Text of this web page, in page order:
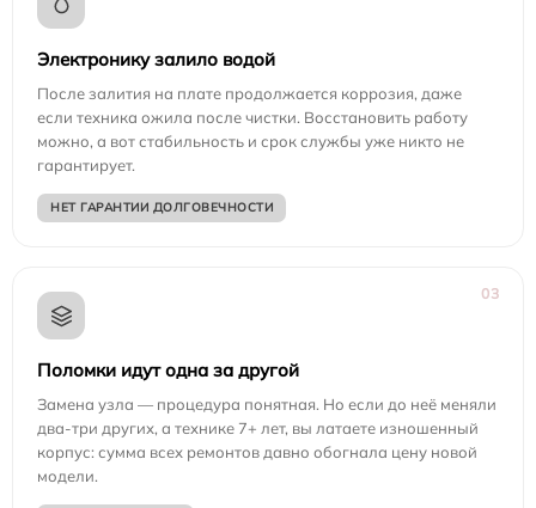
Электронику залило водой
После залития на плате продолжается коррозия, даже
если техника ожила после чистки. Восстановить работу
можно, а вот стабильность и срок службы уже никто не
гарантирует.
НЕТ ГАРАНТИИ ДОЛГОВЕЧНОСТИ
03
Поломки идут одна за другой
Замена узла — процедура понятная. Но если до неё меняли
два-три других, а технике 7+ лет, вы латаете изношенный
корпус: сумма всех ремонтов давно обогнала цену новой
модели.